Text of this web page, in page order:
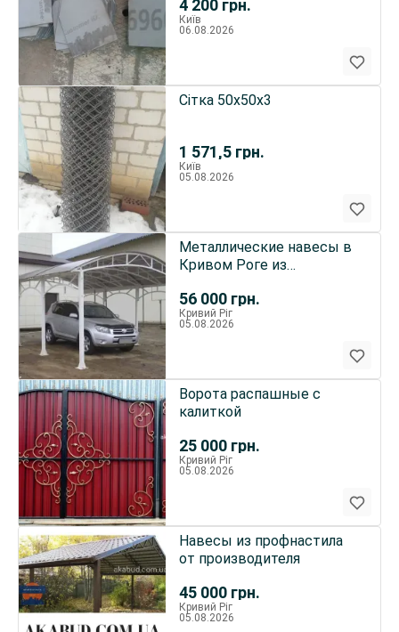
4 200 грн.
Київ
06.08.2026
1 571,5 грн.
Сітка 50х50х3
Київ
05.08.2026
56 000 грн.
Металлические навесы в
Кривом Роге из
Кривий Ріг
05.08.2026
25 000 грн.
Ворота распашные с
калиткой
Кривий Ріг
05.08.2026
45 000 грн.
Навесы из профнастила
от производителя
Кривий Ріг
05.08.2026